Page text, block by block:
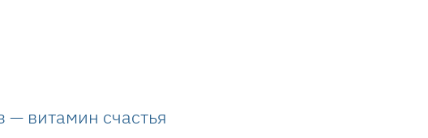
— витамин счастья